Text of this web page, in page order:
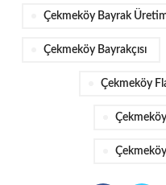
Çekmeköy Bayrak
Çekmeköy Bayrakçısı
Çekmeköy